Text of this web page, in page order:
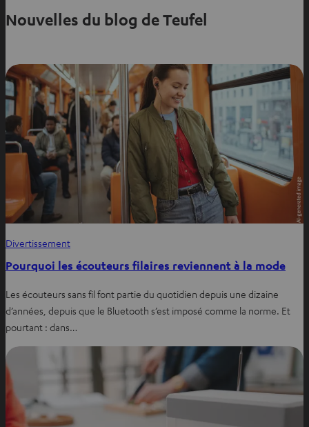
Nouvelles du blog de Teufel
Divertissement
Pourquoi les écouteurs filaires reviennent à la mode
Les écouteurs sans fil font partie du quotidien depuis une dizaine
d’années, depuis que le Bluetooth s’est imposé comme la norme. Et
pourtant : dans…